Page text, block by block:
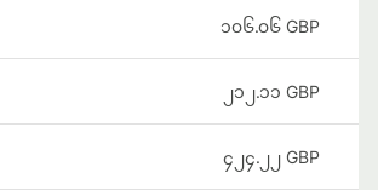
၁၀၆.၀၆ GBP
၂၁၂.၁၁ GBP
၄၂၄.၂၂ GBP